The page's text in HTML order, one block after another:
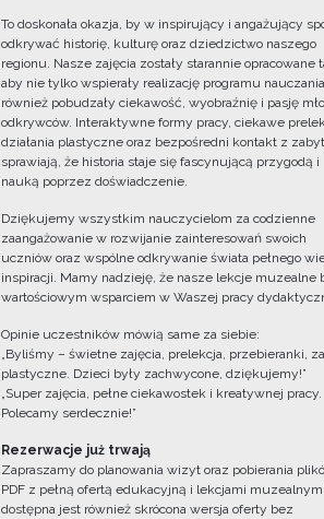
To doskonała okazja, by w inspirujący i angażujący
odkrywać historię, kulturę oraz dziedzictwo naszego
regionu. Nasze zajęcia zostały starannie opracowane
aby nie tylko wspierały realizację programu
również pobudzały ciekawość, wyobraźnię i pasję
odkrywców. Interaktywne formy pracy, ciekawe
działania plastyczne oraz bezpośredni kontakt z
sprawiają, że historia staje się fascynującą przygodą i
nauką poprzez doświadczenie.
Dziękujemy wszystkim nauczycielom za codzienne
zaangażowanie w rozwijanie zainteresowań swoich
uczniów oraz wspólne odkrywanie świata pełnego
inspiracji. Mamy nadzieję, że nasze lekcje muzealne
wartościowym wsparciem w Waszej pracy
Opinie uczestników mówią same za siebie:
„Byliśmy – świetne zajęcia, prelekcja, przebieranki,
plastyczne. Dzieci były zachwycone, dziękujemy!”
„Super zajęcia, pełne ciekawostek i kreatywnej pracy.
Polecamy serdecznie!”
Rezerwacje już trwają
Zapraszamy do planowania wizyt oraz pobierania
PDF z pełną ofertą edukacyjną i lekcjami
dostępna jest również skrócona wersja oferty bez